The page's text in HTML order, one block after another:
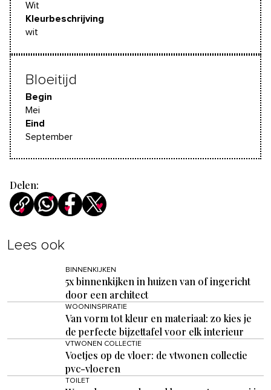
Wit
Kleurbeschrijving
wit
Bloeitijd
Begin
Mei
Eind
September
Delen:
Lees ook
BINNENKIJKEN
5x binnenkijken in huizen van of ingericht
door een architect
WOONINSPIRATIE
Van vorm tot kleur en materiaal: zo kies je
de perfecte bijzettafel voor elk interieur
VTWONEN COLLECTIE
Voetjes op de vloer: de vtwonen collectie
pvc-vloeren
TOILET